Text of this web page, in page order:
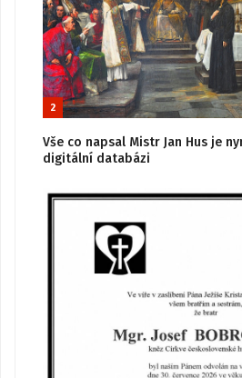
2
Vše co napsal Mistr Jan Hus je
digitální databázi